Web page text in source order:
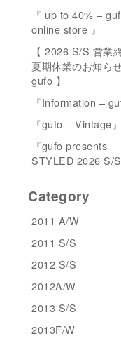
『 up to 40% –
online store 』
【 2026 S/S 営業
夏期休業のお知ら
gufo 】
『Information –
『gufo – Vintage』
『gufo presents
STYLED 2026 S/S
Category
2011 A/W
2011 S/S
2012 S/S
2012A/W
2013 S/S
2013F/W